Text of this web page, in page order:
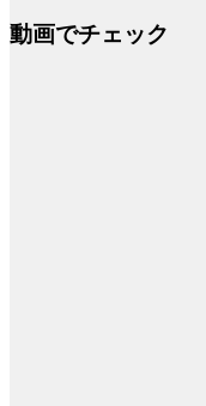
動画でチェック